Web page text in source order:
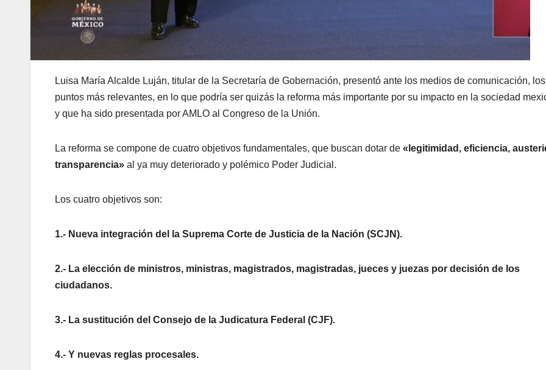
Luisa María Alcalde Luján, titular de la Secretaría de Gobernación, presentó ante los medios de comunicación, los
puntos más relevantes, en lo que podría ser quizás la reforma más importante por su impacto en la sociedad
y que ha sido presentada por AMLO al Congreso de la Unión.
La reforma se compone de cuatro objetivos fundamentales, que buscan dotar de «legitimidad, eficiencia,
transparencia» al ya muy deteriorado y polémico Poder Judicial.
Los cuatro objetivos son:
1.- Nueva integración del la Suprema Corte de Justicia de la Nación (SCJN).
2.- La elección de ministros, ministras, magistrados, magistradas, jueces y juezas por decisión de los
ciudadanos.
3.- La sustitución del Consejo de la Judicatura Federal (CJF).
4.- Y nuevas reglas procesales.